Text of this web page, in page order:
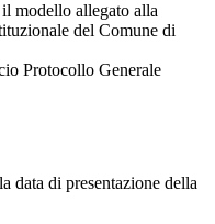
modello allegato alla
del Comune di
Protocollo Generale
data di presentazione della